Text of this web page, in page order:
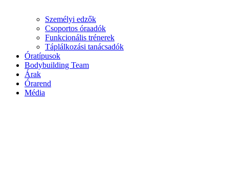
Személyi edzők
Csoportos óraadók
Funkcionális trénerek
Táplálkozási tanácsadók
Óratípusok
Bodybuilding Team
Árak
Órarend
Média